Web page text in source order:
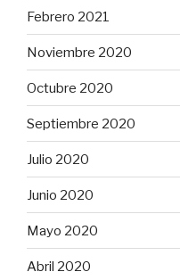
Febrero 2021
Noviembre 2020
Octubre 2020
Septiembre 2020
Julio 2020
Junio 2020
Mayo 2020
Abril 2020